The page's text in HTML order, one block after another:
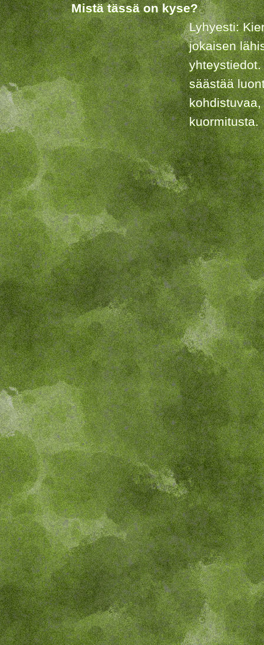
Mistä tässä on kyse?
Lyhyesti:
jokaisen
säästää
kuormitusta.